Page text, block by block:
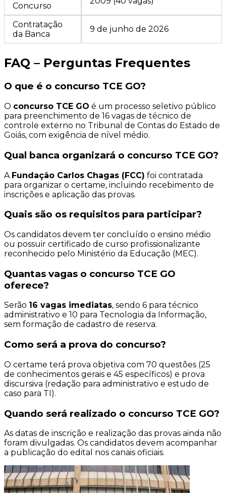
Concurso
Contratação
da Banca
9 de junho de 2026
FAQ – Perguntas Frequentes
O que é o concurso TCE GO?
O concurso TCE GO é um processo seletivo público
para preenchimento de 16 vagas de técnico de
controle externo no Tribunal de Contas do Estado de
Goiás, com exigência de nível médio.
Qual banca organizará o concurso TCE GO?
A Fundação Carlos Chagas (FCC) foi contratada
para organizar o certame, incluindo recebimento de
inscrições e aplicação das provas.
Quais são os requisitos para participar?
Os candidatos devem ter concluído o ensino médio
ou possuir certificado de curso profissionalizante
reconhecido pelo Ministério da Educação (MEC).
Quantas vagas o concurso TCE GO
oferece?
Serão 16 vagas imediatas, sendo 6 para técnico
administrativo e 10 para Tecnologia da Informação,
sem formação de cadastro de reserva.
Como será a prova do concurso?
O certame terá prova objetiva com 70 questões (25
de conhecimentos gerais e 45 específicos) e prova
discursiva (redação para administrativo e estudo de
caso para TI).
Quando será realizado o concurso TCE GO?
As datas de inscrição e realização das provas ainda não
foram divulgadas. Os candidatos devem acompanhar
a publicação do edital nos canais oficiais.